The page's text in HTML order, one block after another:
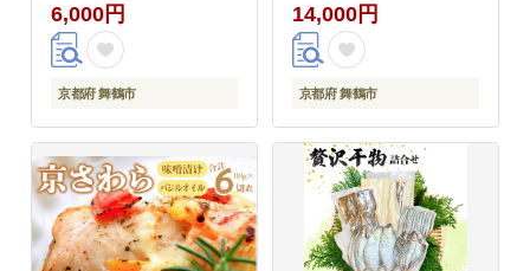
し 処理済 下ごしらえ不
要 簡単 簡単調理 便利
6,000円
京都府 舞鶴市
フト
14,000円
京都府 舞鶴市